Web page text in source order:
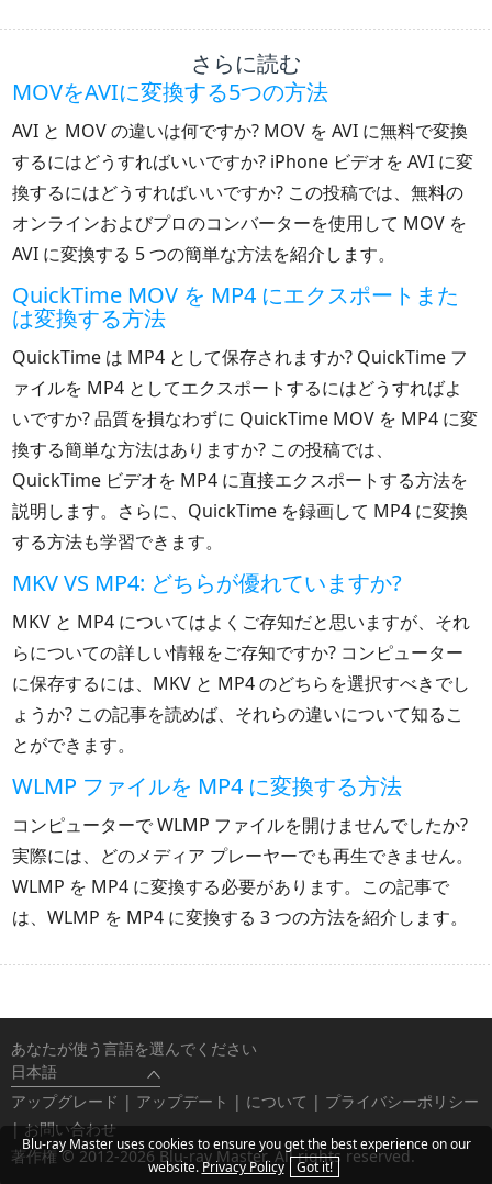
さらに読む
MOVをAVIに変換する5つの方法
AVI と MOV の違いは何ですか? MOV を AVI に無料で変換
するにはどうすればいいですか? iPhone ビデオを AVI に変
換するにはどうすればいいですか? この投稿では、無料の
オンラインおよびプロのコンバーターを使用して MOV を
AVI に変換する 5 つの簡単な方法を紹介します。
QuickTime MOV を MP4 にエクスポートまた
は変換する方法
QuickTime は MP4 として保存されますか? QuickTime フ
ァイルを MP4 としてエクスポートするにはどうすればよ
いですか? 品質を損なわずに QuickTime MOV を MP4 に変
換する簡単な方法はありますか? この投稿では、
QuickTime ビデオを MP4 に直接エクスポートする方法を
説明します。さらに、QuickTime を録画して MP4 に変換
する方法も学習できます。
MKV VS MP4: どちらが優れていますか?
MKV と MP4 についてはよくご存知だと思いますが、それ
らについての詳しい情報をご存知ですか? コンピューター
に保存するには、MKV と MP4 のどちらを選択すべきでし
ょうか? この記事を読めば、それらの違いについて知るこ
とができます。
WLMP ファイルを MP4 に変換する方法
コンピューターで WLMP ファイルを開けませんでしたか?
実際には、どのメディア プレーヤーでも再生できません。
WLMP を MP4 に変換する必要があります。この記事で
は、WLMP を MP4 に変換する 3 つの方法を紹介します。
アップグレード | アップデート | について | プライバシーポリシー
| お問い合わせ
著作権 © 2012-2026 Blu-ray Master. All rights reserved.
あなたが使う言語を選んでください
日本語
Blu-ray Master uses cookies to ensure you get the best experience on our
website.Privacy Policy Got it!